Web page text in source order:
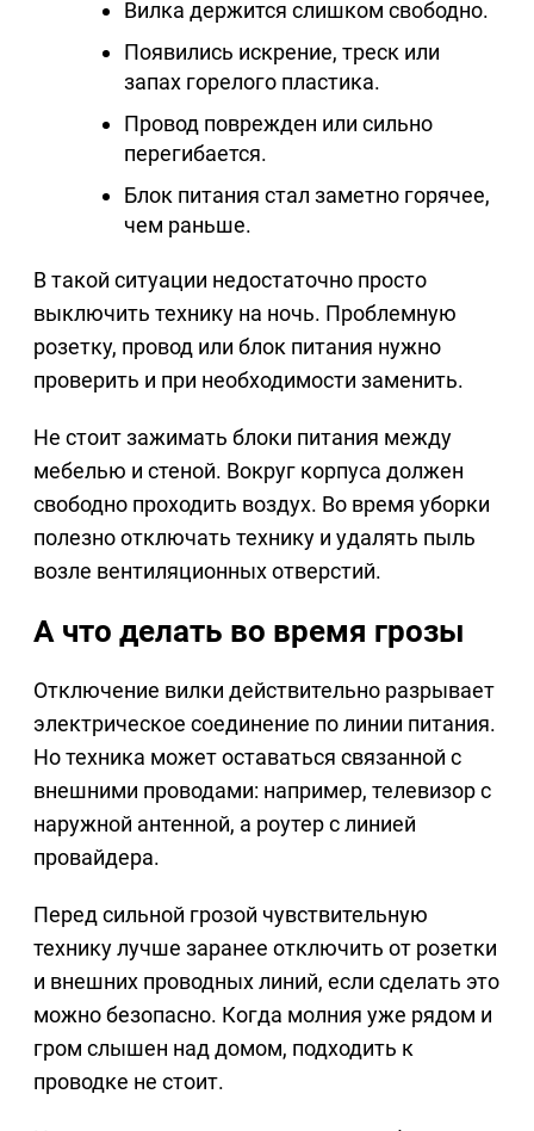
Вилка держится слишком свободно.
Появились искрение, треск или
запах горелого пластика.
Провод поврежден или сильно
перегибается.
Блок питания стал заметно горячее,
чем раньше.
В такой ситуации недостаточно просто
выключить технику на ночь. Проблемную
розетку, провод или блок питания нужно
проверить и при необходимости заменить.
Не стоит зажимать блоки питания между
мебелью и стеной. Вокруг корпуса должен
свободно проходить воздух. Во время уборки
полезно отключать технику и удалять пыль
возле вентиляционных отверстий.
А что делать во время грозы
Отключение вилки действительно разрывает
электрическое соединение по линии питания.
Но техника может оставаться связанной с
внешними проводами: например, телевизор с
наружной антенной, а роутер с линией
провайдера.
Перед сильной грозой чувствительную
технику лучше заранее отключить от розетки
и внешних проводных линий, если сделать это
можно безопасно. Когда молния уже рядом и
гром слышен над домом, подходить к
проводке не стоит.